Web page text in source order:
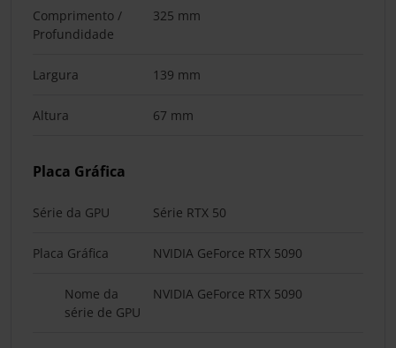
Comprimento /
Profundidade
325 mm
Largura 139 mm
Altura 67 mm
Placa Gráfica
Série da GPU Série RTX 50
Placa Gráfica NVIDIA GeForce RTX 5090
Nome da
série de GPU
NVIDIA GeForce RTX 5090